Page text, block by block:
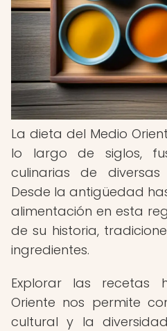
La dieta del Medio
lo largo de siglos,
culinarias de
Desde la antigüedad
alimentación en esta
de su historia,
ingredientes.
Explorar las recetas
Oriente nos permite
cultural y la